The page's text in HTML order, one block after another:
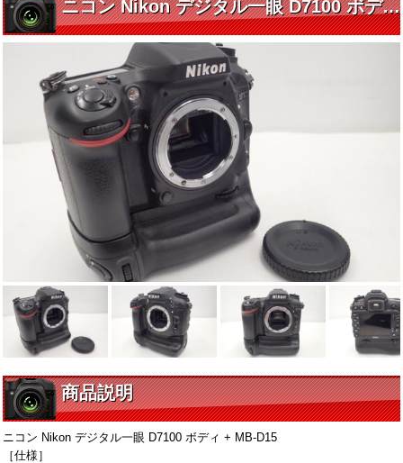
ニコン Nikon デジタル一眼 D7100 ボディ + MB-D15
商品説明
ニコン Nikon デジタル一眼 D7100 ボディ + MB-D15
［仕様］